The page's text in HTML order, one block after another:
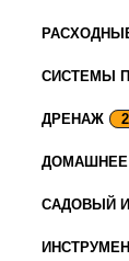
СИСТЕМЫ
ДРЕНАЖ
САДОВЫЙ